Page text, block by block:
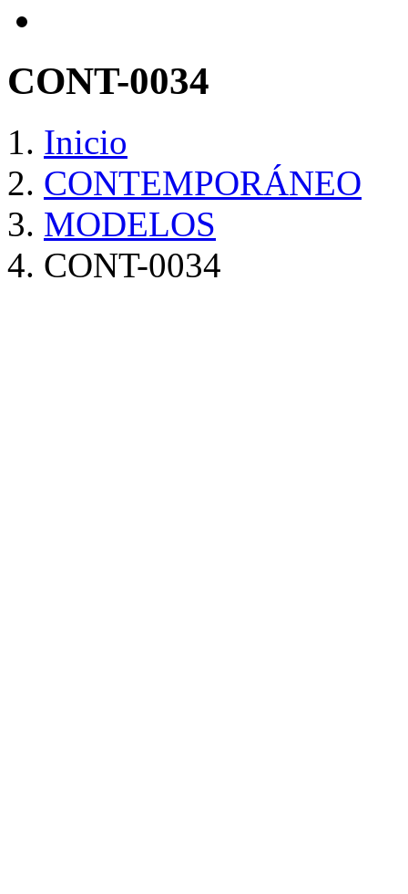
CONT-0034
Inicio
CONTEMPORÁNEO
MODELOS
CONT-0034